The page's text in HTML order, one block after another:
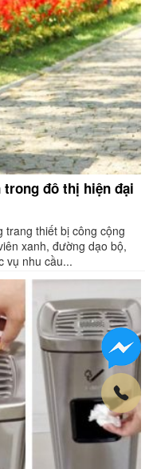
đô thị hiện đại
trang thiết bị công cộng
xanh, đường dạo bộ,
vụ nhu cầu...